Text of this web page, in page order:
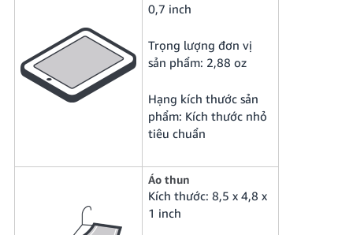
0,7 inch
Trọng lượng đơn vị
sản phẩm: 2,88 oz
Hạng kích thước sản
phẩm: Kích thước nhỏ
tiêu chuẩn
Áo thun
Kích thước: 8,5 x 4,8 x
1 inch